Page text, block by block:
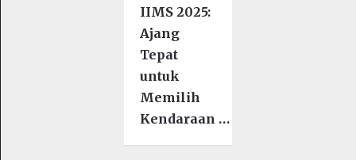
IIMS 2025:
Ajang
Tepat
untuk
Memilih
Kendaraan …